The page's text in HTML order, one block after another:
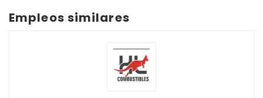
Empleos similares